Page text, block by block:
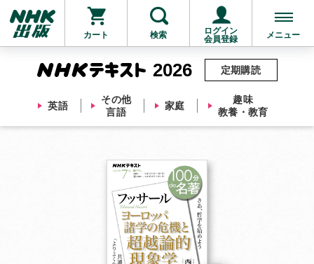
カート 検索
ログイン
会員登録
メニュー
2026
英語
その他
言語
家庭
趣味
教養・教育
定期購読
他にも商品を買う